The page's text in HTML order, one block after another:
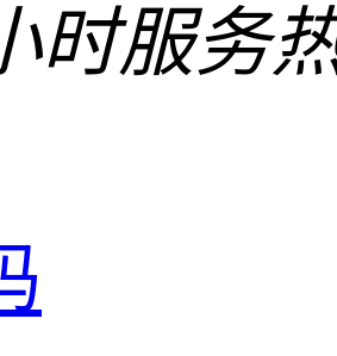
时服务